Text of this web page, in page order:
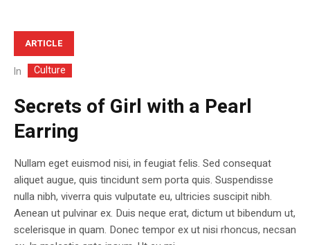
ARTICLE
In Culture
Secrets of Girl with a Pearl
Earring
Nullam eget euismod nisi, in feugiat felis. Sed consequat
aliquet augue, quis tincidunt sem porta quis. Suspendisse
nulla nibh, viverra quis vulputate eu, ultricies suscipit nibh.
Aenean ut pulvinar ex. Duis neque erat, dictum ut bibendum ut,
scelerisque in quam. Donec tempor ex ut nisi rhoncus, necsan